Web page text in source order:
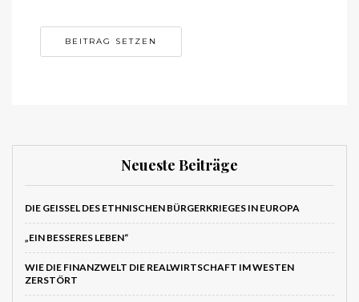
Neueste Beiträge
DIE GEISSEL DES ETHNISCHEN BÜRGERKRIEGES IN EUROPA
„EIN BESSERES LEBEN“
WIE DIE FINANZWELT DIE REALWIRTSCHAFT IM WESTEN
ZERSTÖRT